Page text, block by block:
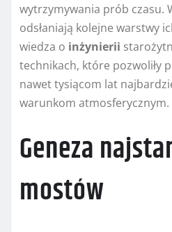
wytrzymywania prób czasu.
odsłaniają kolejne warstwy
wiedza o inżynierii
technikach, które pozwoliły
nawet tysiącom lat
warunkom atmosferycznym.
Geneza
mostów